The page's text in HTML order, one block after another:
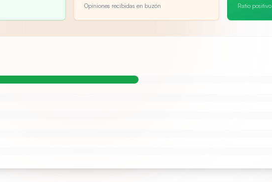
Opiniones recibidas en buzón Ratio positivo